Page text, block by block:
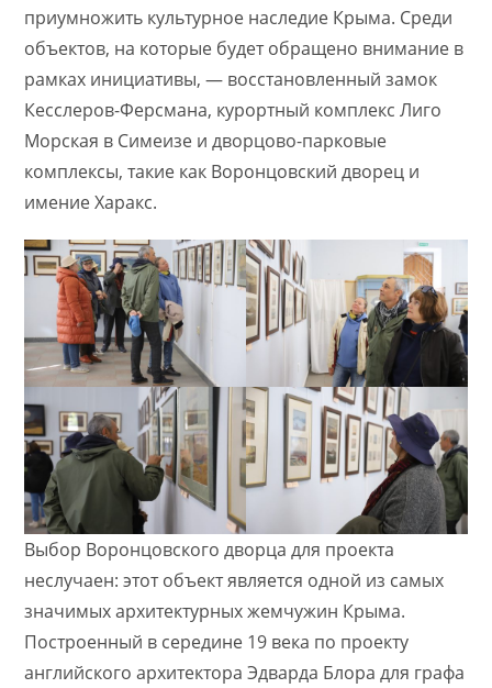
приумножить культурное наследие Крыма. Среди
объектов, на которые будет обращено внимание в
рамках инициативы, — восстановленный замок
Кесслеров-Ферсмана, курортный комплекс Лиго
Морская в Симеизе и дворцово-парковые
комплексы, такие как Воронцовский дворец и
имение Харакс.
Выбор Воронцовского дворца для проекта
неслучаен: этот объект является одной из самых
значимых архитектурных жемчужин Крыма.
Построенный в середине 19 века по проекту
английского архитектора Эдварда Блора для графа